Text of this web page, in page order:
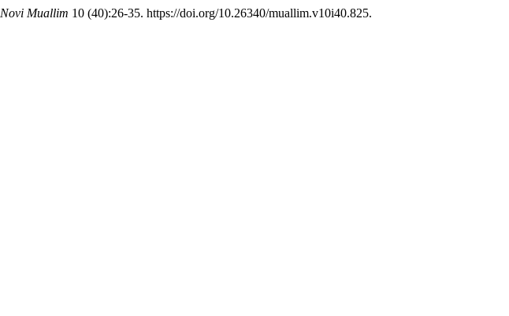
Novi Muallim 10 (40):26-35. https://doi.org/10.26340/muallim.v10i40.825.